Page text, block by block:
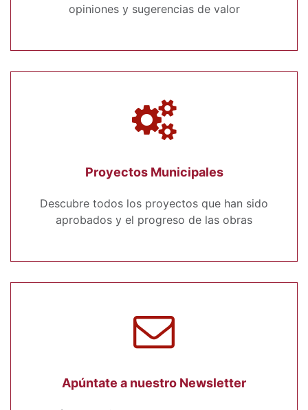
opiniones y sugerencias de valor
Proyectos Municipales
Descubre todos los proyectos que han sido
aprobados y el progreso de las obras
Apúntate a nuestro Newsletter